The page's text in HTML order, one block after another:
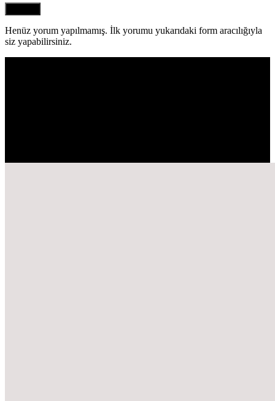
Henüz yorum yapılmamış. İlk yorumu yukarıdaki form aracılığıyla
siz yapabilirsiniz.